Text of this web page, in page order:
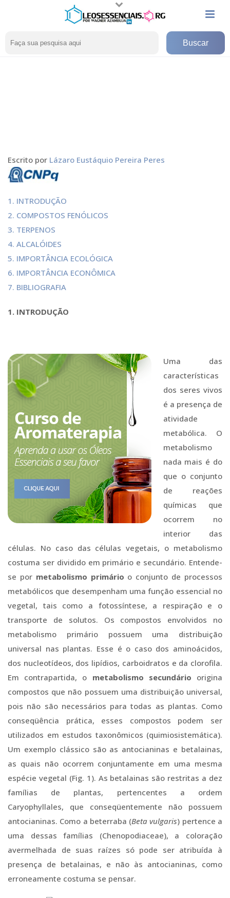
Escrito por Lázaro Eustáquio Pereira Peres
1. INTRODUÇÃO
2. COMPOSTOS FENÓLICOS
3. TERPENOS
4. ALCALÓIDES
5. IMPORTÂNCIA ECOLÓGICA
6. IMPORTÂNCIA ECONÔMICA
7. BIBLIOGRAFIA
1. INTRODUÇÃO
Uma das
características
dos seres vivos
é a presença de
atividade
metabólica. O
metabolismo
nada mais é do
que o conjunto
de reações
químicas que
ocorrem no
interior das
células. No caso das células vegetais, o metabolismo
costuma ser dividido em primário e secundário. Entende-
se por metabolismo primário o conjunto de processos
metabólicos que desempenham uma função essencial no
vegetal, tais como a fotossíntese, a respiração e o
transporte de solutos. Os compostos envolvidos no
metabolismo primário possuem uma distribuição
universal nas plantas. Esse é o caso dos aminoácidos,
dos nucleotídeos, dos lipídios, carboidratos e da clorofila.
Em contrapartida, o metabolismo secundário origina
compostos que não possuem uma distribuição universal,
pois não são necessários para todas as plantas. Como
conseqüência prática, esses compostos podem ser
utilizados em estudos taxonômicos (quimiosistemática).
Um exemplo clássico são as antocianinas e betalainas,
as quais não ocorrem conjuntamente em uma mesma
espécie vegetal (Fig. 1). As betalainas são restritas a dez
famílias de plantas, pertencentes a ordem
Caryophyllales, que conseqüentemente não possuem
antocianinas. Como a beterraba (Beta vulgaris) pertence a
uma dessas famílias (Chenopodiaceae), a coloração
avermelhada de suas raízes só pode ser atribuída à
presença de betalainas, e não às antocianinas, como
erroneamente costuma se pensar.